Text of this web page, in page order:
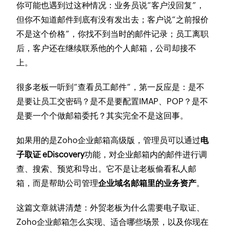
你可能也遇到过这种情况：业务员说“客户没回复”，
但你不知道邮件到底有没有发出去；客户说“之前报价
不是这个价格”，你找不到当时的邮件记录；员工离职
后，客户还在继续联系他的个人邮箱，公司却接不
上。
很多老板一听到“查看员工邮件”，第一反应是：是不
是要让员工交密码？是不是要配置IMAP、POP？是不
是要一个个做邮箱委托？其实完全不是这回事。
如果用的是Zoho企业邮箱高级版，管理员可以通过电
子取证 eDiscovery功能，对企业邮箱内的邮件进行调
查、搜索、预览和导出。它不是让老板偷看私人邮
箱，而是帮助公司管理企业域名邮箱里的业务资产。
这篇文章就讲清楚：外贸老板为什么需要电子取证、
Zoho企业邮箱怎么实现、适合哪些场景，以及你现在